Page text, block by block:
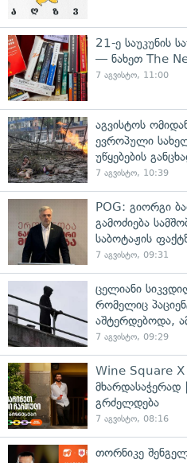
21-ე საუკუნის
— ნახეთ The
7 აგვისტო, 11:00
აგვისტოს
ევროპული
უწყებების
7 აგვისტო, 10:39
POG: გიორგი
გამოძიება
საბოტაჟის
7 აგვისტო, 09:31
ცელიანი
რომელიც
აშტერდებოდა,
7 აგვისტო, 09:29
Wine Square X
მხარდასაჭერად
გრძელდება
7 აგვისტო, 08:16
თორნიკე